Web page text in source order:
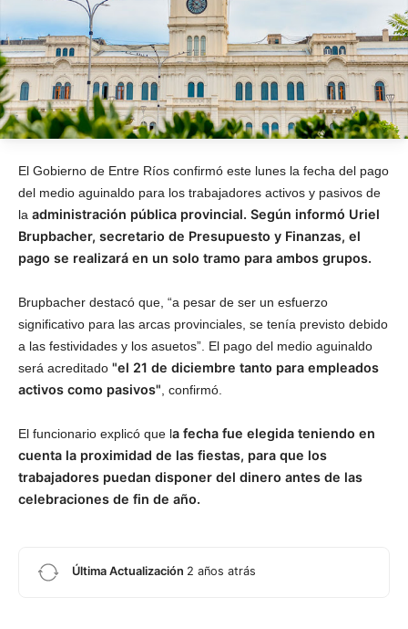
El Gobierno de Entre Ríos confirmó este lunes la fecha del pago
del medio aguinaldo para los trabajadores activos y pasivos de
la administración pública provincial. Según informó Uriel
Brupbacher, secretario de Presupuesto y Finanzas, el
pago se realizará en un solo tramo para ambos grupos.
Brupbacher destacó que, “a pesar de ser un esfuerzo
significativo para las arcas provinciales, se tenía previsto debido
a las festividades y los asuetos”. El pago del medio aguinaldo
será acreditado "el 21 de diciembre tanto para empleados
activos como pasivos" , confirmó.
El funcionario explicó que la fecha fue elegida teniendo en
cuenta la proximidad de las fiestas, para que los
trabajadores puedan disponer del dinero antes de las
celebraciones de fin de año.
Última Actualización 2 años atrás